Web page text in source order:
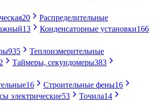
20
Распределительные
13 Конденсаторные установки166
935
Теплоизмерительные
Таймеры, секундомеры383
16 Строительные фены16
электрические53 Точила14